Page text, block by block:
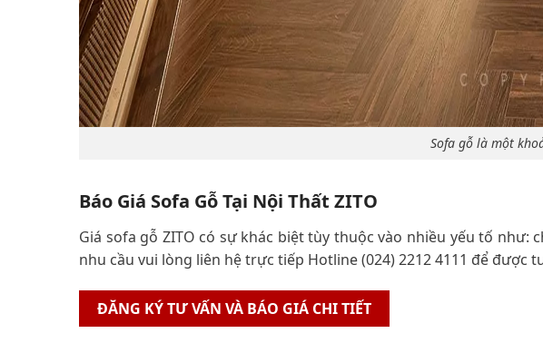
Sofa gỗ là một
Báo Giá Sofa Gỗ Tại Nội Thất ZITO
Giá sofa gỗ ZITO có sự khác biệt tùy thuộc vào nhiều yếu tố
nhu cầu vui lòng liên hệ trực tiếp Hotline (024) 2212 4111 để được
ĐĂNG KÝ TƯ VẤN VÀ BÁO GIÁ CHI TIẾT